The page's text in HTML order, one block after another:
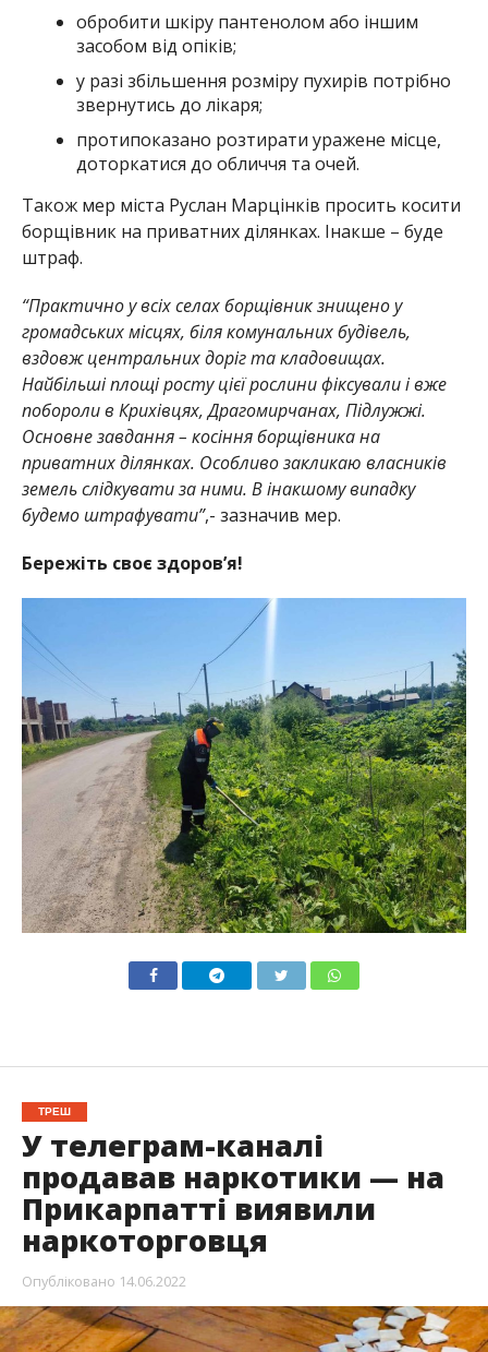
обробити шкіру пантенолом або іншим
засобом від опіків;
у разі збільшення розміру пухирів потрібно
звернутись до лікаря;
протипоказано розтирати уражене місце,
доторкатися до обличчя та очей.
Також мер міста Руслан Марцінків просить косити
борщівник на приватних ділянках. Інакше – буде
штраф.
“Практично у всіх селах борщівник знищено у
громадських місцях, біля комунальних будівель,
вздовж центральних доріг та кладовищах.
Найбільші площі росту цієї рослини фіксували і вже
побороли в Крихівцях, Драгомирчанах, Підлужжі.
Основне завдання – косіння борщівника на
приватних ділянках. Особливо закликаю власників
земель слідкувати за ними. В інакшому випадку
будемо штрафувати”,- зазначив мер.
Бережіть своє здоров’я!
ТРЕШ
У телеграм-каналі
продавав наркотики — на
Прикарпатті виявили
наркоторговця
Опубліковано 14.06.2022